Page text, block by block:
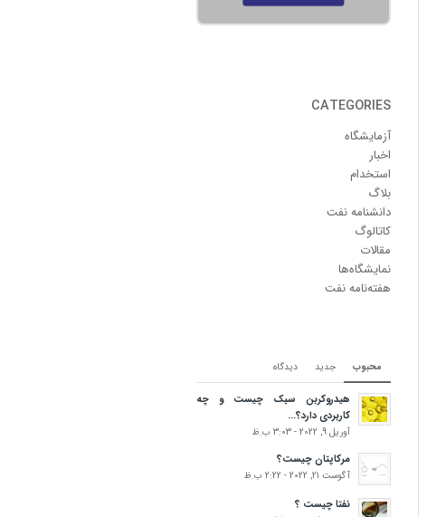
CATEGORIES
آزمایشگاه
اخبار
استخدام
بلاگ
دانشنامه نفت
کاتالوگ
مقالات
نمایشگاه‌ها
هفته‌نامه نفت
محبوب جدید دیدگاه‌
هیدروکربن سبک چیست و چه
کاربردی دارد؟...
آوریل 9, 2022 - 3:03 ب.ظ
مرکاپتان چیست؟
آگوست 21, 2022 - 2:22 ب.ظ
نفتا چیست ؟